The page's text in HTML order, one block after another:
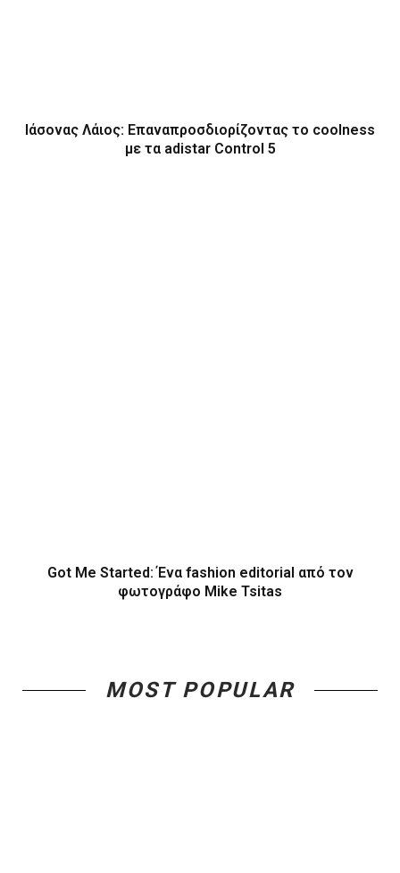
Ιάσονας Λάιος: Επαναπροσδιορίζοντας το coolness
με τα adistar Control 5
Got Me Started: Ένα fashion editorial από τον
φωτογράφο Mike Tsitas
MOST POPULAR